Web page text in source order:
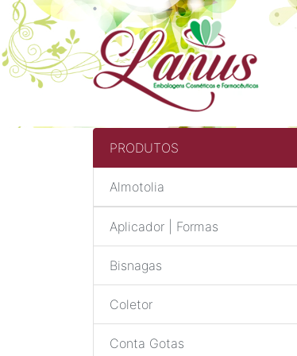
PRODUTOS
Almotolia
Aplicador | Formas
Bisnagas
Coletor
Conta Gotas